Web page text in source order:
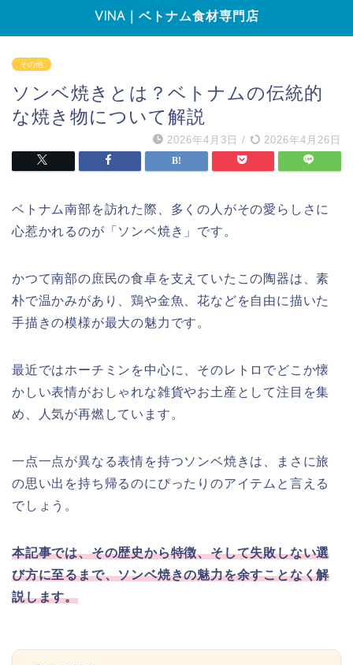
VINA｜ベトナム食材専門店
その他
ソンベ焼きとは？ベトナムの伝統的
な焼き物について解説
2026年4月3日 / 2026年4月26日
ベトナム南部を訪れた際、多くの人がその愛らしさに
心惹かれるのが「ソンベ焼き」です。
かつて南部の庶民の食卓を支えていたこの陶器は、素
朴で温かみがあり、鶏や金魚、花などを自由に描いた
手描きの模様が最大の魅力です。
最近ではホーチミンを中心に、そのレトロでどこか懐
かしい表情がおしゃれな雑貨やお土産として注目を集
め、人気が再燃しています。
一点一点が異なる表情を持つソンベ焼きは、まさに旅
の思い出を持ち帰るのにぴったりのアイテムと言える
でしょう。
本記事では、その歴史から特徴、そして失敗しない選
び方に至るまで、ソンベ焼きの魅力を余すことなく解
説します。